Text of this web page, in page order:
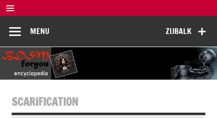
Doorgaan
naar
inhoud
BDSM
Encyclopedia
ZIJBALK
MENU
SCARIFICATION